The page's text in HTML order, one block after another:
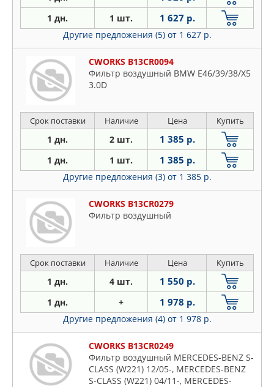
1 дн. 1 шт. 1 627 р.
Другие предложения (5) от 1 627 р.
CWORKS B13CR0094
Фильтр воздушный BMW E46/39/38/X5
3.0D
Срок поставки Наличие Цена Купить
1 дн. 2 шт. 1 385 р.
1 дн. 1 шт. 1 385 р.
Другие предложения (3) от 1 385 р.
CWORKS B13CR0279
Фильтр воздушный
Срок поставки Наличие Цена Купить
1 дн. 4 шт. 1 550 р.
1 дн. + 1 978 р.
Другие предложения (4) от 1 978 р.
CWORKS B13CR0249
Фильтр воздушный MERCEDES-BENZ S-
CLASS (W221) 12/05-, MERCEDES-BENZ
S-CLASS (W221) 04/11-, MERCEDES-